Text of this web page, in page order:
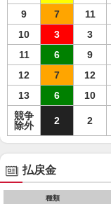
9
7 11
10
3 3
11
6 9
12
7 12
13
6 10
競争
除外
2 2
払戻金
種類